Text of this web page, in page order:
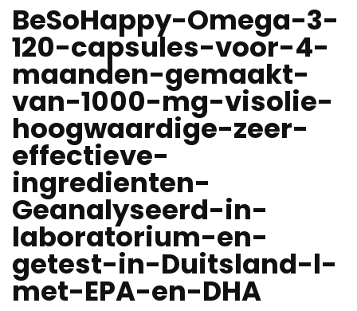
BeSoHappy-Omega-3-
120-capsules-voor-4-
maanden-gemaakt-
van-1000-mg-visolie-
hoogwaardige-zeer-
effectieve-
ingredienten-
Geanalyseerd-in-
laboratorium-en-
getest-in-Duitsland-l-
met-EPA-en-DHA